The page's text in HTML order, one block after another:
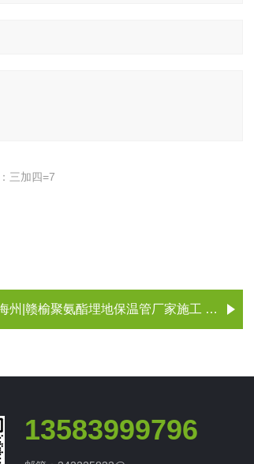
三加四=7
榆聚氨酯埋地保温管厂家施工 聚氨酯保温管
13583999796